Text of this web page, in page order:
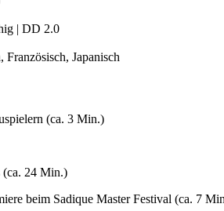
| DD 2.0
Französisch, Japanisch
(ca. 3 Min.)
(ca. 24 Min.)
beim Sadique Master Festival (ca. 7